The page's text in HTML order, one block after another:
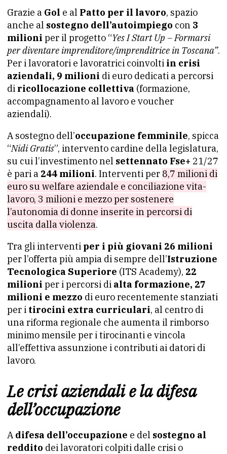
Grazie a Gol e al Patto per il lavoro, spazio
anche al sostegno dell’autoimpiego con 3
milioni per il progetto “Yes I Start Up – Formarsi
per diventare imprenditore/imprenditrice in Toscana”.
Per i lavoratori e lavoratrici coinvolti in crisi
aziendali, 9 milioni di euro dedicati a percorsi
di ricollocazione collettiva (formazione,
accompagnamento al lavoro e voucher
aziendali).
A sostegno dell’occupazione femminile, spicca
“Nidi Gratis”, intervento cardine della legislatura,
su cui l’investimento nel settennato Fse+ 21/27
è pari a 244 milioni. Interventi per 8,7 milioni di
euro su welfare aziendale e conciliazione vita-
lavoro, 3 milioni e mezzo per sostenere
l’autonomia di donne inserite in percorsi di
uscita dalla violenza.
Tra gli interventi per i più giovani 26 milioni
per l’offerta più ampia di sempre dell’Istruzione
Tecnologica Superiore (ITS Academy), 22
milioni per i percorsi di alta formazione, 27
milioni e mezzo di euro recentemente stanziati
per i tirocini extra curriculari, al centro di
una riforma regionale che aumenta il rimborso
minimo mensile per i tirocinanti e vincola
all’effettiva assunzione i contributi ai datori di
lavoro.
Le crisi aziendali e la difesa
dell’occupazione
A difesa dell’occupazione e del sostegno al
reddito dei lavoratori colpiti dalle crisi o